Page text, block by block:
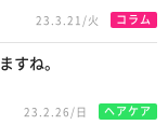
23.3.21/火 コラム
すね。
23.2.26/日 ヘアケア